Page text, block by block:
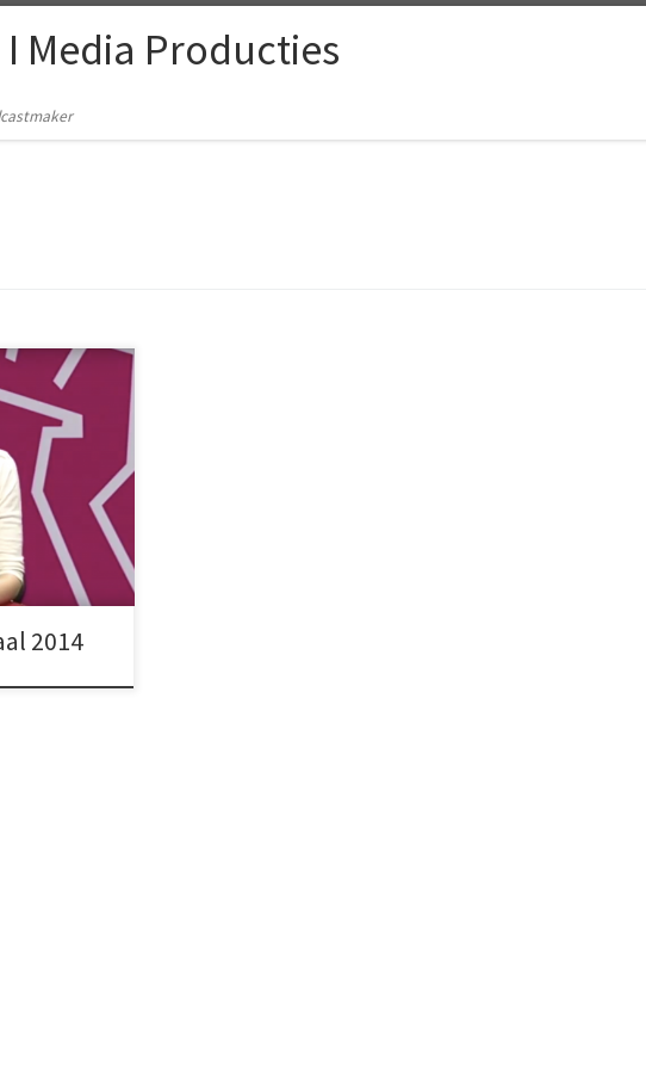
Media Producties
werden
interviewde ik
2014